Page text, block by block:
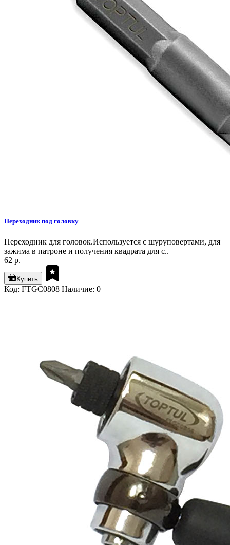
Переходник под головку
Переходник для головок.Используется с шуруповертами, для
зажима в патроне и получения квадрата для с..
62 р.
Купить
Код: FTGC0808 Наличие: 0